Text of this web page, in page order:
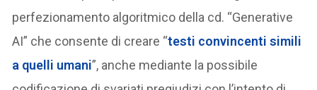
perfezionamento algoritmico della cd. “Generative
AI” che consente di creare “testi convincenti simili
a quelli umani”, anche mediante la possibile